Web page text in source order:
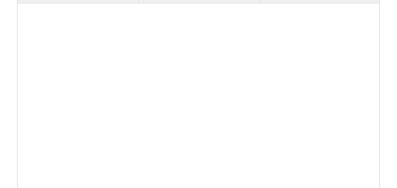
de Sebeș”